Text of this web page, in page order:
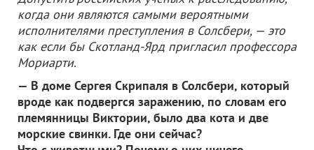
когда они являются самыми вероятными
исполнителями преступления в Солсбери, — это
как если бы Скотланд-Ярд пригласил профессора
Мориарти.
— В доме Сергея Скрипаля в Солсбери, который
вроде как подвергся заражению, по словам его
племянницы Виктории, было два кота и две
морские свинки. Где они сейчас?